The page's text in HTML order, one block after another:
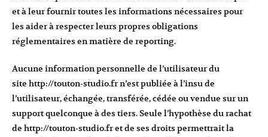
et à leur fournir toutes les informations nécessaires pour
les aider à respecter leurs propres obligations
réglementaires en matière de reporting.
Aucune information personnelle de l’utilisateur du
site http://touton-studio.frn’est publiée à l’insu de
l’utilisateur, échangée, transférée, cédée ou vendue sur un
support quelconque à des tiers. Seule l’hypothèse du rachat
de http://touton-studio.fret de ses droits permettrait la